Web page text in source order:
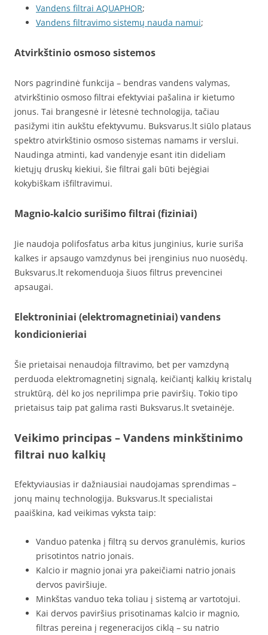
Vandens filtrai AQUAPHOR;
Vandens filtravimo sistemų nauda namui;
Atvirkštinio osmoso sistemos
Nors pagrindinė funkcija – bendras vandens valymas,
atvirkštinio osmoso filtrai efektyviai pašalina ir kietumo
jonus. Tai brangesnė ir lėtesnė technologija, tačiau
pasižymi itin aukštu efektyvumu. Buksvarus.lt siūlo plataus
spektro atvirkštinio osmoso sistemas namams ir verslui.
Naudinga atminti, kad vandenyje esant itin dideliam
kietųjų druskų kiekiui, šie filtrai gali būti bejėgiai
kokybiškam išfiltravimui.
Magnio-kalcio surišimo filtrai (fiziniai)
Jie naudoja polifosfatus arba kitus junginius, kurie suriša
kalkes ir apsaugo vamzdynus bei įrenginius nuo nuosėdų.
Buksvarus.lt rekomenduoja šiuos filtrus prevencinei
apsaugai.
Elektroniniai (elektromagnetiniai) vandens
kondicionieriai
Šie prietaisai nenaudoja filtravimo, bet per vamzdyną
perduoda elektromagnetinį signalą, keičiantį kalkių kristalų
struktūrą, dėl ko jos neprilimpa prie paviršių. Tokio tipo
prietaisus taip pat galima rasti Buksvarus.lt svetainėje.
Veikimo principas – Vandens minkštinimo
filtrai nuo kalkių
Efektyviausias ir dažniausiai naudojamas sprendimas –
jonų mainų technologija. Buksvarus.lt specialistai
paaiškina, kad veikimas vyksta taip:
Vanduo patenka į filtrą su dervos granulėmis, kurios
prisotintos natrio jonais.
Kalcio ir magnio jonai yra pakeičiami natrio jonais
dervos paviršiuje.
Minkštas vanduo teka toliau į sistemą ar vartotojui.
Kai dervos paviršius prisotinamas kalcio ir magnio,
filtras pereina į regeneracijos ciklą – su natrio